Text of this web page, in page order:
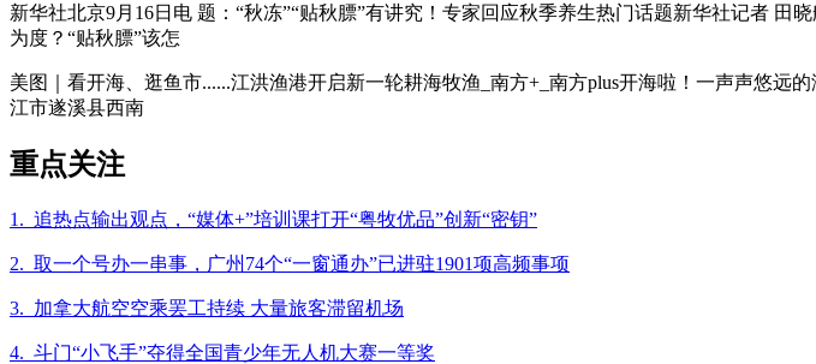
新华社北京9月16日电 题：“秋冻”“贴秋膘”有讲究！专家回应秋季养生热门话题新华社记者
为度？“贴秋膘”该怎
美图｜看开海、逛鱼市......江洪渔港开启新一轮耕海牧渔_南方+_南方plus开海啦！一声声悠
江市遂溪县西南
重点关注
1. 追热点输出观点，“媒体+”培训课打开“粤牧优品”创新“密钥”
2. 取一个号办一串事，广州74个“一窗通办”已进驻1901项高频事项
3. 加拿大航空空乘罢工持续 大量旅客滞留机场
4. 斗门“小飞手”夺得全国青少年无人机大赛一等奖